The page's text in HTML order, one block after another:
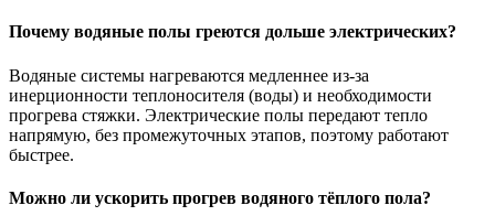
Почему водяные полы греются дольше электрических?
Водяные системы нагреваются медленнее из-за
инерционности теплоносителя (воды) и необходимости
прогрева стяжки. Электрические полы передают тепло
напрямую, без промежуточных этапов, поэтому работают
быстрее.
Можно ли ускорить прогрев водяного тёплого пола?